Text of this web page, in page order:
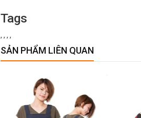
Tags
, , , ,
SẢN PHẨM LIÊN QUAN